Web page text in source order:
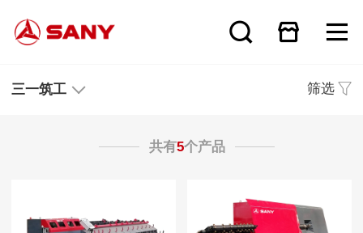
三一筑工 筛选
共有5个产品